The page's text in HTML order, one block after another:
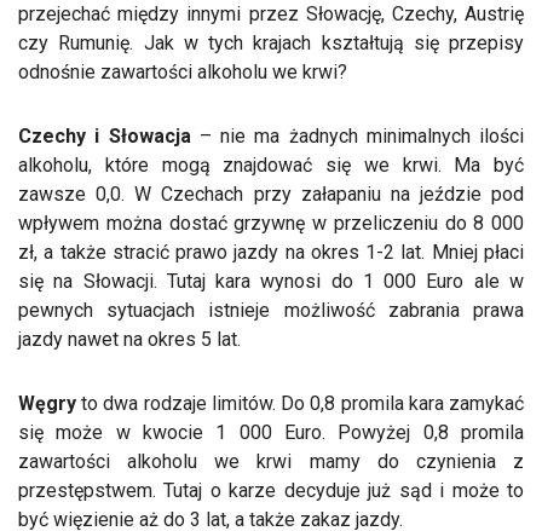
przejechać między innymi przez Słowację, Czechy, Austrię
czy Rumunię. Jak w tych krajach kształtują się przepisy
odnośnie zawartości alkoholu we krwi?
Czechy i Słowacja– nie ma żadnych minimalnych ilości
alkoholu, które mogą znajdować się we krwi. Ma być
zawsze 0,0. W Czechach przy załapaniu na jeździe pod
wpływem można dostać grzywnę w przeliczeniu do 8 000
zł, a także stracić prawo jazdy na okres 1-2 lat. Mniej płaci
się na Słowacji. Tutaj kara wynosi do 1 000 Euro ale w
pewnych sytuacjach istnieje możliwość zabrania prawa
jazdy nawet na okres 5 lat.
Węgry to dwa rodzaje limitów. Do 0,8 promila kara zamykać
się może w kwocie 1 000 Euro. Powyżej 0,8 promila
zawartości alkoholu we krwi mamy do czynienia z
przestępstwem. Tutaj o karze decyduje już sąd i może to
być więzienie aż do 3 lat, a także zakaz jazdy.